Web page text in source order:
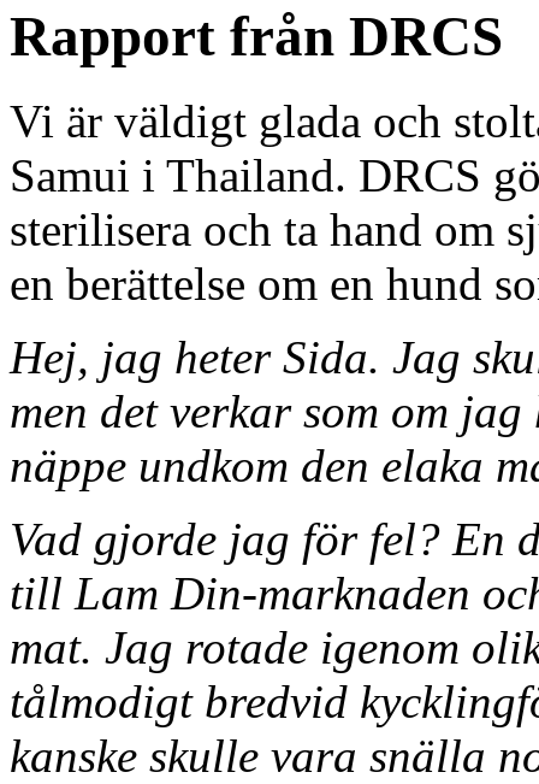
Rapport från DRCS
Vi är väldigt glada och
Samui i Thailand. DRCS
sterilisera och ta hand om
en berättelse om en hund
Hej, jag heter Sida. Jag
men det verkar som om
näppe undkom den elaka
Vad gjorde jag för fel? En
till Lam Din-marknaden
mat. Jag rotade igenom
tålmodigt bredvid
kanske skulle vara snälla